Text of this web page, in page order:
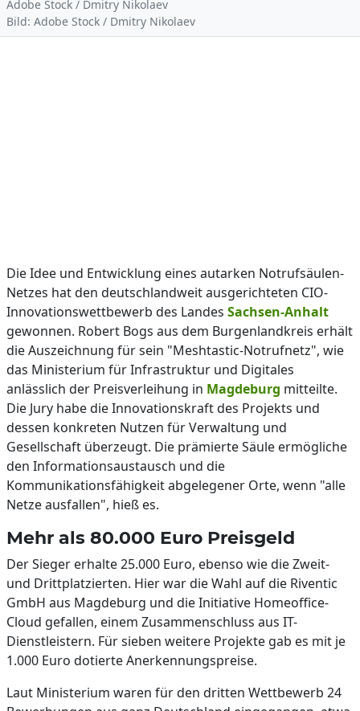
Adobe Stock / Dmitry Nikolaev
Bild: Adobe Stock / Dmitry Nikolaev
Die Idee und Entwicklung eines autarken Notrufsäulen-
Netzes hat den deutschlandweit ausgerichteten CIO-
Innovationswettbewerb des Landes Sachsen-Anhalt
gewonnen. Robert Bogs aus dem Burgenlandkreis erhält
die Auszeichnung für sein "Meshtastic-Notrufnetz", wie
das Ministerium für Infrastruktur und Digitales
anlässlich der Preisverleihung in Magdeburg mitteilte.
Die Jury habe die Innovationskraft des Projekts und
dessen konkreten Nutzen für Verwaltung und
Gesellschaft überzeugt. Die prämierte Säule ermögliche
den Informationsaustausch und die
Kommunikationsfähigkeit abgelegener Orte, wenn "alle
Netze ausfallen", hieß es.
Mehr als 80.000 Euro Preisgeld
Der Sieger erhalte 25.000 Euro, ebenso wie die Zweit-
und Drittplatzierten. Hier war die Wahl auf die Riventic
GmbH aus Magdeburg und die Initiative Homeoffice-
Cloud gefallen, einem Zusammenschluss aus IT-
Dienstleistern. Für sieben weitere Projekte gab es mit je
1.000 Euro dotierte Anerkennungspreise.
Laut Ministerium waren für den dritten Wettbewerb 24